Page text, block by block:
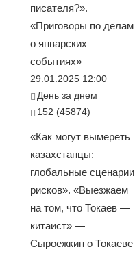
писателя?».
«Приговоры по делам
о январских
событиях»
29.01.2025 12:00
День за днем
152 (45874)
«Как могут вымереть
казахстанцы:
глобальные сценарии
рисков». «Выезжаем
на том, что Токаев —
китаист» —
Сыроежкин о Токаеве